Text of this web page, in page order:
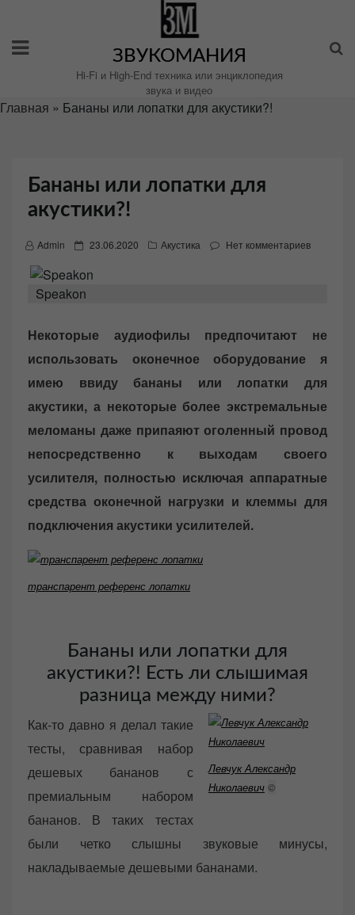
содержимому
ЗВУКОМАНИЯ
Hi-Fi и High-End техника или энциклопедия
звука и видео
Главная » Бананы или лопатки для акустики?!
Бананы или лопатки для
акустики?!
Admin
P
s
t
d
o
23.06.2020 Акустика Нет комментариев
Speakon
Некоторые аудиофилы предпочитают не
использовать оконечное оборудование я
имею ввиду бананы или лопатки для
акустики, а некоторые более экстремальные
меломаны даже припаяют оголенный провод
непосредственно к выходам своего
усилителя, полностью исключая аппаратные
средства оконечной нагрузки и клеммы для
подключения акустики усилителей.
транспарент референс лопатки
Бананы или лопатки для
акустики?! Есть ли слышимая
разница между ними?
Левчук Александр
Николаевич ©
Как-то давно я делал такие
тесты, сравнивая набор
дешевых бананов с
премиальным набором
бананов. В таких тестах
были четко слышны звуковые минусы,
накладываемые дешевыми бананами.